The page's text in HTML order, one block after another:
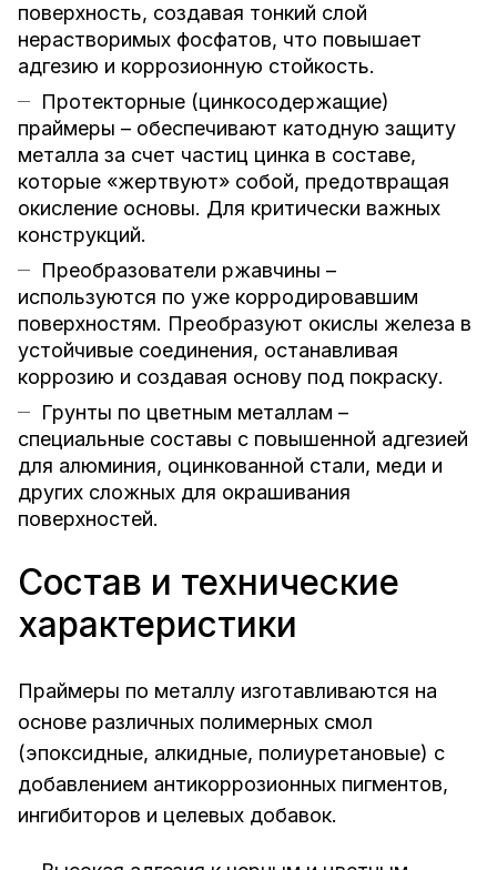
поверхность, создавая тонкий слой
нерастворимых фосфатов, что повышает
адгезию и коррозионную стойкость.
Протекторные (цинкосодержащие)
праймеры – обеспечивают катодную защиту
металла за счет частиц цинка в составе,
которые «жертвуют» собой, предотвращая
окисление основы. Для критически важных
конструкций.
Преобразователи ржавчины –
используются по уже корродировавшим
поверхностям. Преобразуют окислы железа в
устойчивые соединения, останавливая
коррозию и создавая основу под покраску.
Грунты по цветным металлам –
специальные составы с повышенной адгезией
для алюминия, оцинкованной стали, меди и
других сложных для окрашивания
поверхностей.
Состав и технические
характеристики
Праймеры по металлу изготавливаются на
основе различных полимерных смол
(эпоксидные, алкидные, полиуретановые) с
добавлением антикоррозионных пигментов,
ингибиторов и целевых добавок.